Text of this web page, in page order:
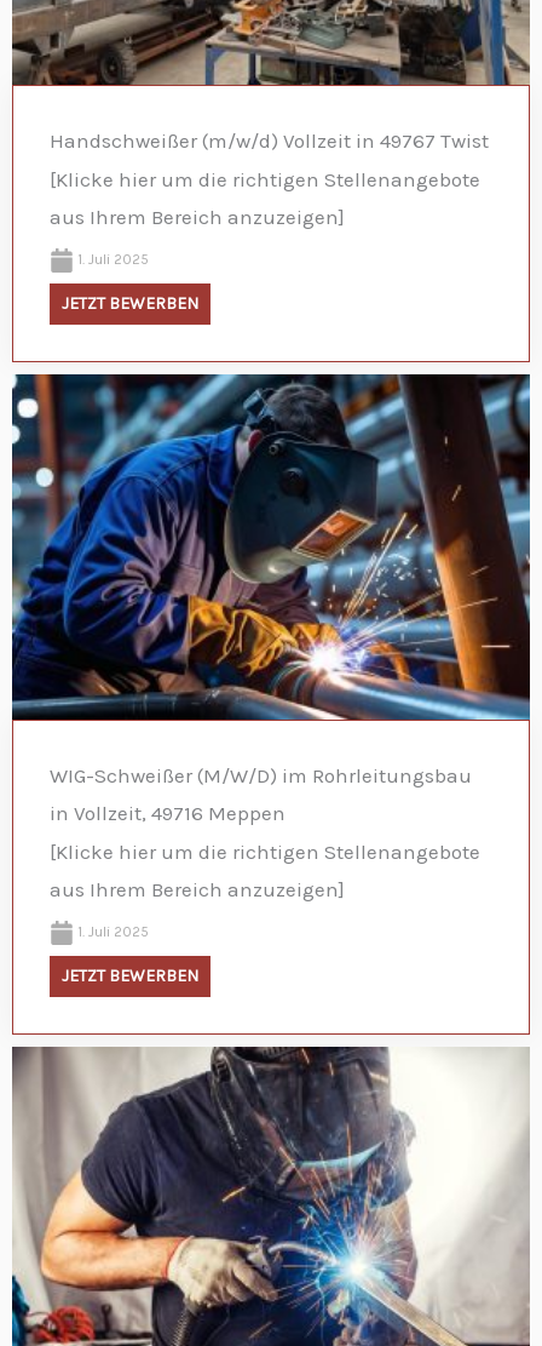
Handschweißer (m/w/d) Vollzeit in 49767 Twist
[Klicke hier um die richtigen Stellenangebote
aus Ihrem Bereich anzuzeigen]
1. Juli 2025
JETZT BEWERBEN
WIG-Schweißer (M/W/D) im Rohrleitungsbau
in Vollzeit, 49716 Meppen
[Klicke hier um die richtigen Stellenangebote
aus Ihrem Bereich anzuzeigen]
1. Juli 2025
JETZT BEWERBEN